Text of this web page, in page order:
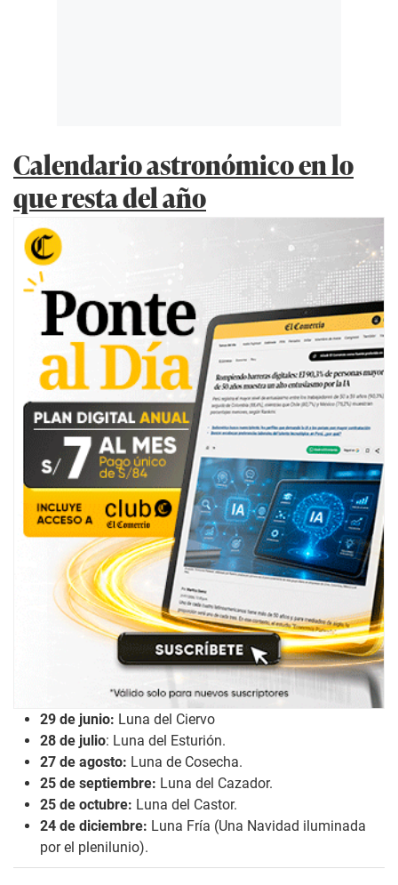
Calendario astronómico en lo
que resta del año
29 de junio: Luna del Ciervo
28 de julio: Luna del Esturión.
27 de agosto: Luna de Cosecha.
25 de septiembre: Luna del Cazador.
25 de octubre: Luna del Castor.
24 de diciembre: Luna Fría (Una Navidad iluminada
por el plenilunio).